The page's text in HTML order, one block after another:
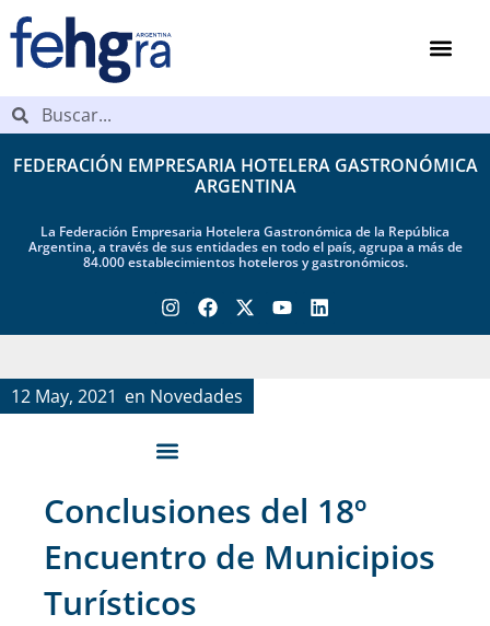
FEDERACIÓN EMPRESARIA HOTELERA GASTRONÓMICA
ARGENTINA
La Federación Empresaria Hotelera Gastronómica de la República
Argentina, a través de sus entidades en todo el país, agrupa a más de
84.000 establecimientos hoteleros y gastronómicos.
12 May, 2021 en Novedades
Conclusiones del 18º
Encuentro de Municipios
Turísticos